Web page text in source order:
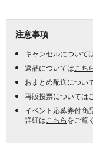
注意事項
キャンセルについて
返品については こち
おまとめ配送につい
再販投票については
イベント応募券付商
詳細は こちらをご覧